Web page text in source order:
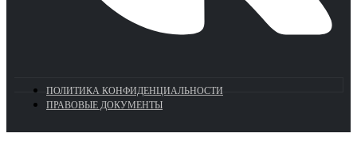
ПОЛИТИКА КОНФИДЕНЦИАЛЬНОСТИ
ПРАВОВЫЕ ДОКУМЕНТЫ